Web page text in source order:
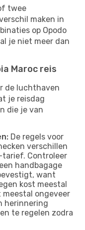
twee
maken in
op Opodo
je niet meer dan
Maroc reis
de luchthaven
je reisdag
die je van
De regels voor
verschillen
tarief. Controleer
handbagage
want
kost meestal
meestal ongeveer
herinnering
te regelen zodra